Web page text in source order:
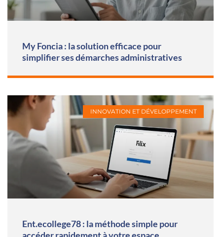
My Foncia : la solution efficace pour
simplifier ses démarches administratives
INNOVATION ET DÉVELOPPEMENT
Ent.ecollege78 : la méthode simple pour